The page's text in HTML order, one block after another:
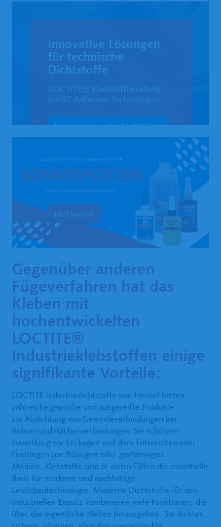
Innovative Lösungen
für technische
Dichtstoffe
LOCTITE® Klebstoffberatung
bei BT Adhesive Technologies
Jetzt anrufen +49 201 4868244
Jetzt kaufen
Gegenüber anderen
Fügeverfahren hat das
Kleben mit
hochentwickelten
LOCTITE®
Industrieklebstoffen einige
signifikante Vorteile:
LOCTITE Industriedichtstoffe von Henkel bieten
zahlreiche geprüfte und ausgereifte Produkte
zur Abdichtung von Gewindeverbindungen bei
Rohren und Flächenverbindungen. Sie schützen
zuverlässig vor Leckagen und dem Entweichen oder
Eindringen von flüssigen oder gasförmigen
Medien. Klebstoffe sind in vielen Fällen die essentielle
Basis für moderne und nachhaltige
Leichtbautechnologie. Moderne Dichtstoffe für den
industriellen Einsatz kombinieren viele Funktionen, die
über das eigentliche Kleben hinausgehen: Sie dichten,